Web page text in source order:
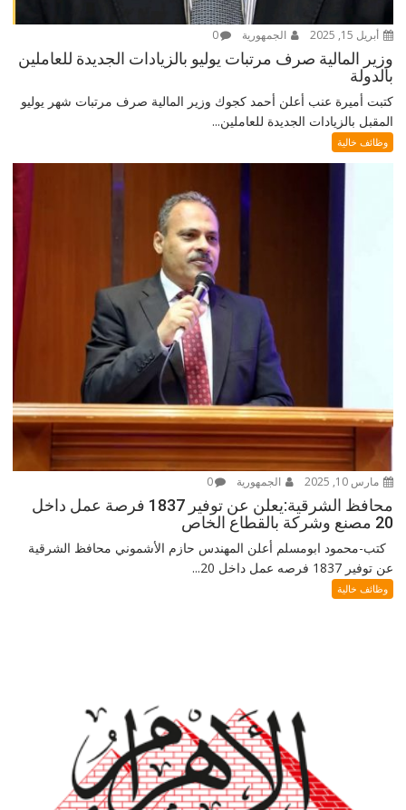
أبريل 15, 2025 الجمهورية 0
وزير المالية صرف مرتبات يوليو بالزيادات الجديدة للعاملين
بالدولة
كتبت أميرة عنب أعلن أحمد كجوك وزير المالية صرف مرتبات شهر يوليو
المقبل بالزيادات الجديدة للعاملين...
وظائف خالية
مارس 10, 2025 الجمهورية 0
محافظ الشرقية:يعلن عن توفير 1837 فرصة عمل داخل
20 مصنع وشركة بالقطاع الخاص
كتب-محمود ابومسلم أعلن المهندس حازم الأشموني محافظ الشرقية
عن توفير 1837 فرصه عمل داخل 20...
وظائف خالية